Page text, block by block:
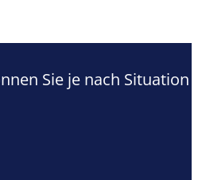
Sie je nach